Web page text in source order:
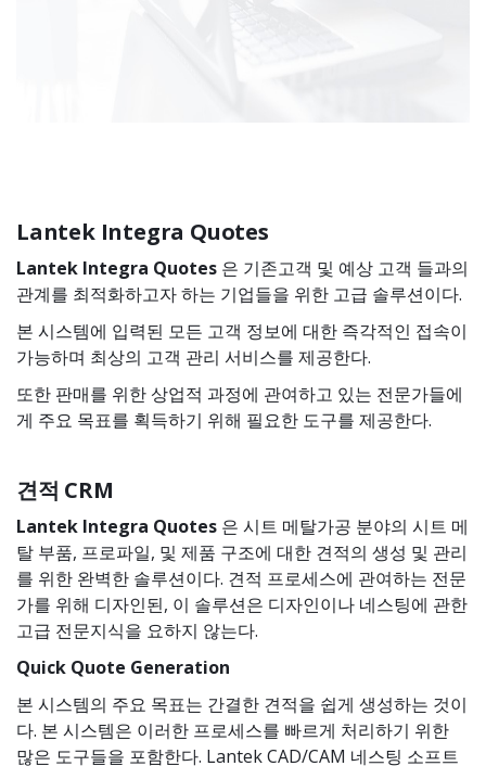
Lantek Integra Quotes
Lantek Integra Quotes 은 기존고객 및 예상 고객 들과의
관계를 최적화하고자 하는 기업들을 위한 고급 솔루션이다.
본 시스템에 입력된 모든 고객 정보에 대한 즉각적인 접속이
가능하며 최상의 고객 관리 서비스를 제공한다.
또한 판매를 위한 상업적 과정에 관여하고 있는 전문가들에
게 주요 목표를 획득하기 위해 필요한 도구를 제공한다.
견적 CRM
Lantek Integra Quotes 은 시트 메탈가공 분야의 시트 메
탈 부품, 프로파일, 및 제품 구조에 대한 견적의 생성 및 관리
를 위한 완벽한 솔루션이다. 견적 프로세스에 관여하는 전문
가를 위해 디자인된, 이 솔루션은 디자인이나 네스팅에 관한
고급 전문지식을 요하지 않는다.
Quick Quote Generation
본 시스템의 주요 목표는 간결한 견적을 쉽게 생성하는 것이
다. 본 시스템은 이러한 프로세스를 빠르게 처리하기 위한
많은 도구들을 포함한다. Lantek CAD/CAM 네스팅 소프트